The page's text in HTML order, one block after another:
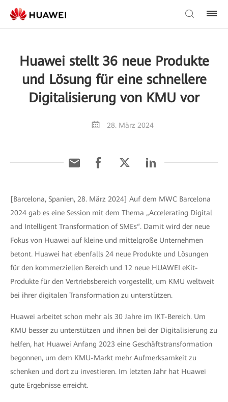
Huawei stellt 36 neue Produkte
und Lösung für eine schnellere
Digitalisierung von KMU vor
28. März 2024
[Barcelona, Spanien, 28. März 2024] Auf dem MWC Barcelona
2024 gab es eine Session mit dem Thema „Accelerating Digital
and Intelligent Transformation of SMEs“. Damit wird der neue
Fokus von Huawei auf kleine und mittelgroße Unternehmen
betont. Huawei hat ebenfalls 24 neue Produkte und Lösungen
für den kommerziellen Bereich und 12 neue HUAWEI eKit-
Produkte für den Vertriebsbereich vorgestellt, um KMU weltweit
bei ihrer digitalen Transformation zu unterstützen.
Huawei arbeitet schon mehr als 30 Jahre im IKT-Bereich. Um
KMU besser zu unterstützen und ihnen bei der Digitalisierung zu
helfen, hat Huawei Anfang 2023 eine Geschäftstransformation
begonnen, um dem KMU-Markt mehr Aufmerksamkeit zu
schenken und dort zu investieren. Im letzten Jahr hat Huawei
gute Ergebnisse erreicht.